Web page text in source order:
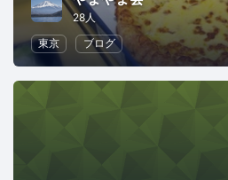
28人
東京
ブログ